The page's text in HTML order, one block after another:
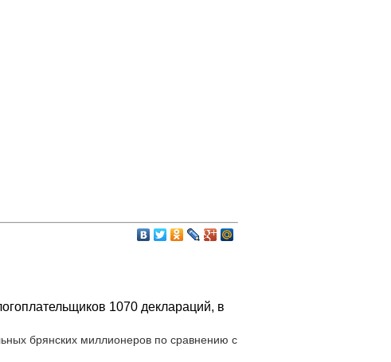
1070 деклараций, в
брянских миллионеров по сравнению с